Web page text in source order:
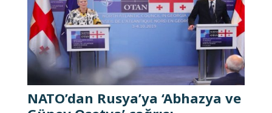
NATO’dan Rusya’ya ‘Abhazya ve